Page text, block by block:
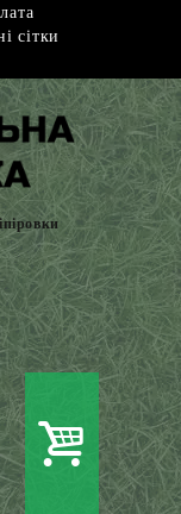
сітки